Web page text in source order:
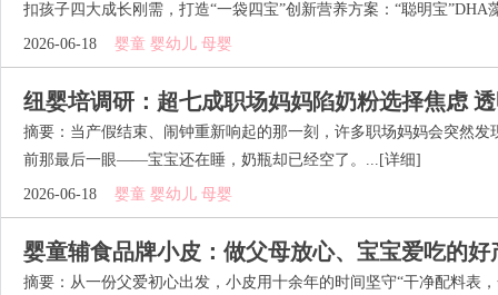
扣孩子四大成长刚需，打造“一袋四宝”创新营养方案：“聪明宝”DHA
2026-06-18 婴童 婴幼儿 母婴
纽婴培调研：超七成职场妈妈陷奶粉选择焦虑
摘要：当产假结束、闹钟重新响起的那一刻，许多职场妈妈会突然
前那最后一眼——宝宝还在睡，奶瓶却已经空了。... [详细]
2026-06-18 婴童 婴幼儿 母婴
婴童辅食品牌小皮：做父母放心、宝宝爱吃的好
摘要：从一份父爱初心出发，小皮用十余年的时间坚守“干净配料表